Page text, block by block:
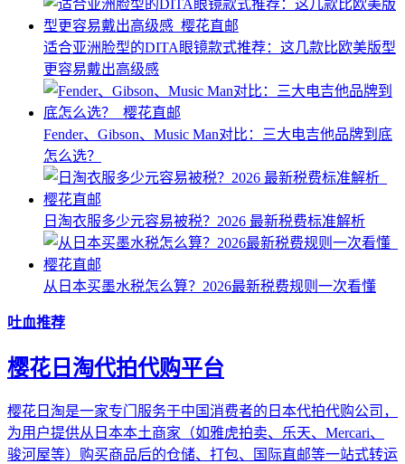
适合亚洲脸型的DITA眼镜款式推荐：这几款比欧美版型
更容易戴出高级感
Fender、Gibson、Music Man对比：三大电吉他品牌到底
怎么选？
日淘衣服多少元容易被税？2026 最新税费标准解析
从日本买墨水税怎么算？2026最新税费规则一次看懂
吐血推荐
樱花日淘代拍代购平台
樱花日淘是一家专门服务于中国消费者的日本代拍代购公司，
为用户提供从日本本土商家（如雅虎拍卖、乐天、Mercari、
骏河屋等）购买商品后的仓储、打包、国际直邮等一站式转运